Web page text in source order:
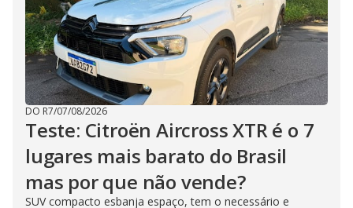
DO R7/07/08/2026
Teste: Citroën Aircross XTR é o 7
lugares mais barato do Brasil
mas por que não vende?
SUV compacto esbanja espaço, tem o necessário e